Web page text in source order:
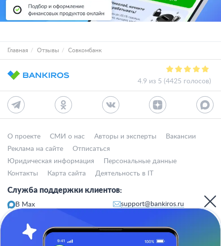
Главная Отзывы Совкомбанк
4.9 из 5 (4425 голосов)
О проекте СМИ о нас Авторы и эксперты
Вакансии
Реклама на сайте
Отписаться
Юридическая информация
Персональные данные
Контакты
Карта сайта Деятельность в IT
Служба поддержки клиентов:
В Max
support@bankiros.ru
Пн-пт с 10:00 до 17:00